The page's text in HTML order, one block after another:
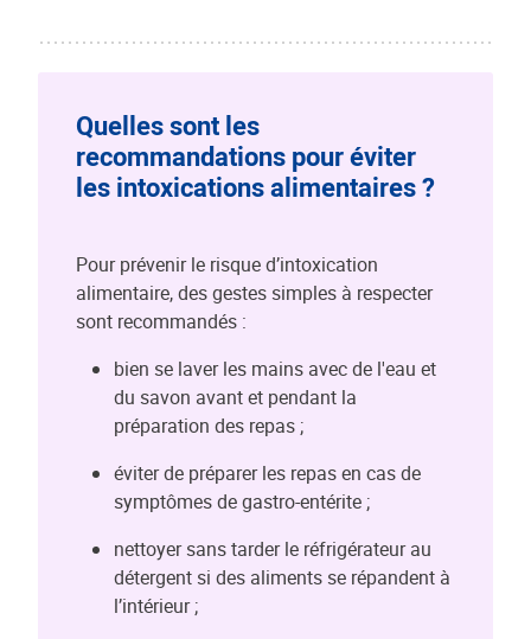
Quelles sont les
recommandations pour éviter
les intoxications alimentaires ?
Pour prévenir le risque d’intoxication
alimentaire, des gestes simples à respecter
sont recommandés :
bien se laver les mains avec de l'eau et
du savon avant et pendant la
préparation des repas ;
éviter de préparer les repas en cas de
symptômes de gastro-entérite ;
nettoyer sans tarder le réfrigérateur au
détergent si des aliments se répandent à
l’intérieur ;